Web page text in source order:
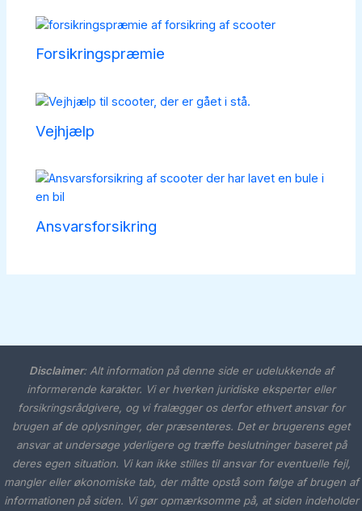
Forsikringspræmie
Vejhjælp
Ansvarsforsikring
Disclaimer: Alt information på denne side er udelukkende af
informerende karakter. Vi er hverken juridiske eksperter eller
forsikringsrådgivere, og vi fralægger os derfor ethvert ansvar for
brugen af de oplysninger, der præsenteres. Det er brugerens eget
ansvar at undersøge yderligere og træffe beslutninger baseret på
deres egen situation. Vi kan ikke stilles til ansvar for eventuelle fejl,
mangler eller økonomiske tab, der måtte opstå som følge af brugen af
informationen på siden. Vi gør opmærksomme på, at siden indeholder